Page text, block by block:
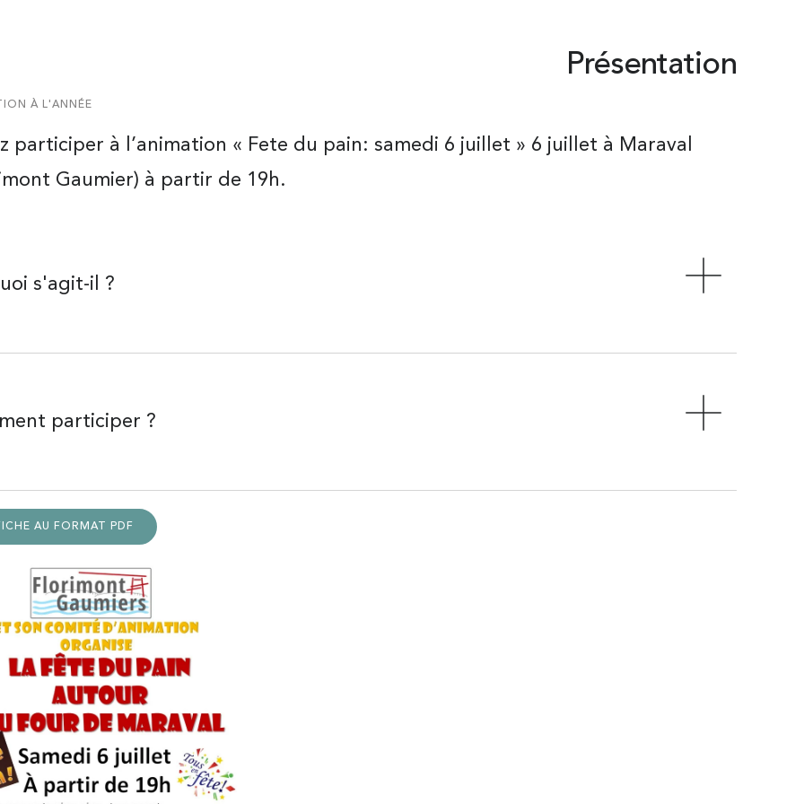
Présentation
À L'ANNÉE
participer à l’animation « Fete du pain: samedi 6 juillet » 6 juillet à Maraval
Gaumier) à partir de 19h.
s'agit-il ?
participer ?
AU FORMAT PDF